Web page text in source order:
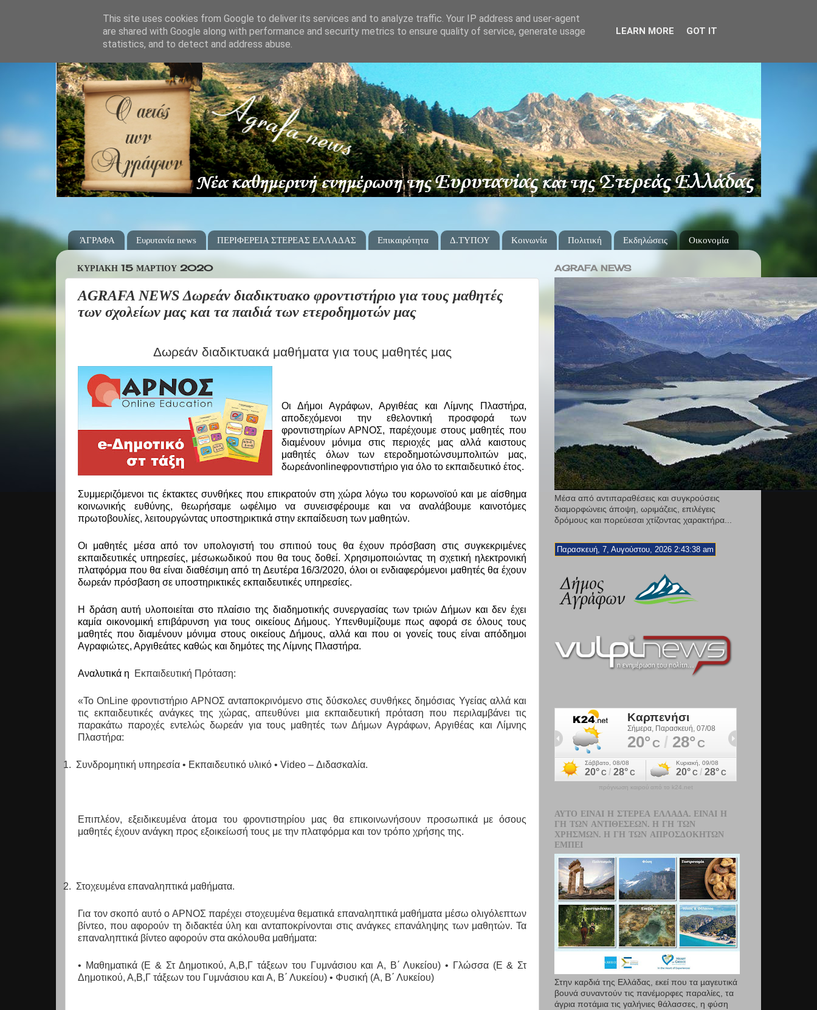
ΆΓΡΑΦΑ Ευρυτανία news ΠΕΡΙΦΕΡΕΙΑ ΣΤΕΡΕΑΣ ΕΛΛΑΔΑΣ Επικαιρότητα Δ.ΤΥΠΟΥ Κοινωνία Πολιτική Εκδηλώσεις Οικονομία
ΚΥΡΙΑΚΉ 15 ΜΑΡΤΊΟΥ 2020
AGRAFA NEWS Δωρεάν διαδικτυακο φροντιστήριο για τους μαθητές
των σχολείων μας και τα παιδιά των ετεροδημοτών μας
Δωρεάν διαδικτυακά μαθήματα για τους μαθητές μας
Οι Δήμοι Αγράφων, Αργιθέας και Λίμνης Πλαστήρα,
αποδεχόμενοι την εθελοντική προσφορά των
φροντιστηρίων ΑΡΝΟΣ, παρέχουμε στους μαθητές που
διαμένουν μόνιμα στις περιοχές μας αλλά καιστους
μαθητές όλων των ετεροδημοτώνσυμπολιτών μας,
δωρεάνonlineφροντιστήριο για όλο το εκπαιδευτικό έτος.
Συμμεριζόμενοι τις έκτακτες συνθήκες που επικρατούν στη χώρα λόγω του κορωνοϊού και με αίσθημα
κοινωνικής ευθύνης, θεωρήσαμε ωφέλιμο να συνεισφέρουμε και να αναλάβουμε καινοτόμες
πρωτοβουλίες, λειτουργώντας υποστηρικτικά στην εκπαίδευση των μαθητών.
Οι μαθητές μέσα από τον υπολογιστή του σπιτιού τους θα έχουν πρόσβαση στις συγκεκριμένες
εκπαιδευτικές υπηρεσίες, μέσωκωδικού που θα τους δοθεί. Χρησιμοποιώντας τη σχετική ηλεκτρονική
πλατφόρμα που θα είναι διαθέσιμη από τη Δευτέρα 16/3/2020, όλοι οι ενδιαφερόμενοι μαθητές θα έχουν
δωρεάν πρόσβαση σε υποστηρικτικές εκπαιδευτικές υπηρεσίες.
Η δράση αυτή υλοποιείται στο πλαίσιο της διαδημοτικής συνεργασίας των τριών Δήμων και δεν έχει
καμία οικονομική επιβάρυνση για τους οικείους Δήμους. Υπενθυμίζουμε πως αφορά σε όλους τους
μαθητές που διαμένουν μόνιμα στους οικείους Δήμους, αλλά και που οι γονείς τους είναι απόδημοι
Αγραφιώτες, Αργιθεάτες καθώς και δημότες της Λίμνης Πλαστήρα.
Αναλυτικά η Εκπαιδευτική Πρόταση:
«ΤοOnLine φροντιστήριο ΑΡΝΟΣ ανταποκρινόμενο στις δύσκολες συνθήκες δημόσιας Υγείας αλλά και
τις εκπαιδευτικές ανάγκες της χώρας, απευθύνει μια εκπαιδευτική πρόταση που περιλαμβάνει τις
παρακάτω παροχές εντελώς δωρεάν για τους μαθητές των Δήμων Αγράφων, Αργιθέας και Λίμνης
Πλαστήρα:
1. Συνδρομητική υπηρεσία • Εκπαιδευτικό υλικό • Video – Διδασκαλία.
Επιπλέον, εξειδικευμένα άτομα του φροντιστηρίου μας θα επικοινωνήσουν προσωπικά με όσους
μαθητές έχουν ανάγκη προς εξοικείωσή τους με την πλατφόρμα και τον τρόπο χρήσης της.
2. Στοχευμένα επαναληπτικά μαθήματα.
Για τον σκοπό αυτό ο ΑΡΝΟΣ παρέχει στοχευμένα θεματικά επαναληπτικά μαθήματα μέσω ολιγόλεπτων
βίντεο, που αφορούν τη διδακτέα ύλη και ανταποκρίνονται στις ανάγκες επανάληψης των μαθητών. Τα
επαναληπτικά βίντεο αφορούν στα ακόλουθα μαθήματα:
• Μαθηματικά (Ε & Στ Δημοτικού, Α,Β,Γ τάξεων του Γυμνάσιου και Α, Β΄ Λυκείου) • Γλώσσα (Ε & Στ
Δημοτικού, Α,Β,Γ τάξεων του Γυμνάσιου και Α, Β΄ Λυκείου) • Φυσική (Α, Β΄ Λυκείου)
AGRAFA NEWS
Μέσα από αντιπαραθέσεις και συγκρούσεις
διαμορφώνεις άποψη, ωριμάζεις, επιλέγεις
δρόμους και πορεύεσαι χτίζοντας χαρακτήρα...
Παρασκευή, 7, Αυγούστου, 2026 2:43:39 am
πρόγνωση καιρού από το k24.net
ΑΥΤΌ ΕΊΝΑΙ Η ΣΤΕΡΕΆ ΕΛΛΆΔΑ. ΕΊΝΑΙ Η
ΓΗ ΤΩΝ ΑΝΤΙΘΈΣΕΩΝ. Η ΓΗ ΤΩΝ
ΧΡΗΣΜΏΝ. Η ΓΗ ΤΩΝ ΑΠΡΟΣΔΌΚΗΤΩΝ
ΕΜΠΕΙ
Στην καρδιά της Ελλάδας, εκεί που τα µαγευτικά
βουνά συναντούν τις πανέμορφες παραλίες, τα
άγρια ποτάμια τις γαλήνιες θάλασσες, η φύση
This site uses cookies from Google to deliver its services and to analyze traffic. Your IP address and user-agent
are shared with Google along with performance and security metrics to ensure quality of service, generate usage
statistics, and to detect and address abuse.
LEARN MORE GOT IT